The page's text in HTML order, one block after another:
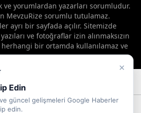
×
Edin
güncel gelişmeleri Google Haberler
edin.
ve yorumlardan yazarları sorumludur.
MevzuRize sorumlu tutulamaz.
ayrı bir sayfada açılır. Sitemizde
ve fotoğraflar izin alınmaksızın
bir ortamda kullanılamaz ve